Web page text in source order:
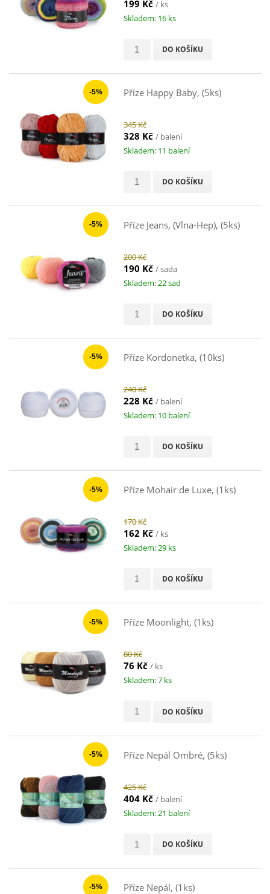
199 Kč / ks
Skladem: 16 ks
DO KOŠÍKU
-5% Příze Happy Baby, (5ks)
345 Kč
328 Kč / balení
Skladem: 11 balení
DO KOŠÍKU
-5% Příze Jeans, (Vlna-Hep), (5ks)
200 Kč
190 Kč / sada
Skladem: 22 sad
DO KOŠÍKU
-5% Příze Kordonetka, (10ks)
240 Kč
228 Kč / balení
Skladem: 10 balení
DO KOŠÍKU
-5% Příze Mohair de Luxe, (1ks)
170 Kč
162 Kč / ks
Skladem: 29 ks
DO KOŠÍKU
-5% Příze Moonlight, (1ks)
80 Kč
76 Kč / ks
Skladem: 7 ks
DO KOŠÍKU
-5% Příze Nepál Ombré, (5ks)
425 Kč
404 Kč / balení
Skladem: 21 balení
DO KOŠÍKU
-5% Příze Nepál, (1ks)